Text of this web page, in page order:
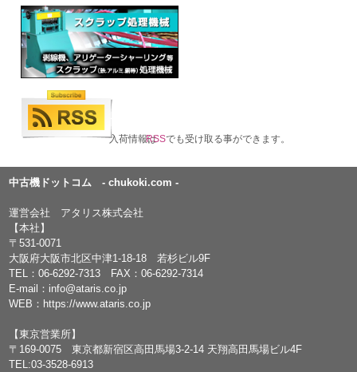
入荷情報はRSSでも受け取る事ができます。
中古機ドットコム - chukoki.com -
運営会社 アタリス株式会社
【本社】
〒531-0071
大阪府大阪市北区中津1-18-18 若杉ビル9F
TEL：06-6292-7313 FAX：06-6292-7314
E-mail： info@ataris.co.jp
WEB： https://www.ataris.co.jp
【東京営業所】
〒169-0075 東京都新宿区高田馬場3-2-14 天翔高田馬場ビル4F
TEL:03-3528-6913